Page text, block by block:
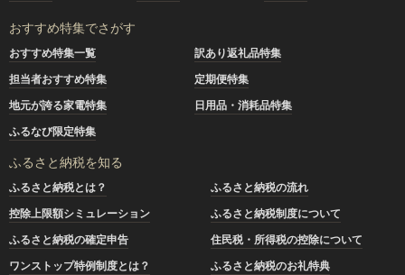
おすすめ特集でさがす
おすすめ特集一覧
訳あり返礼品特集
担当者おすすめ特集
定期便特集
地元が誇る家電特集
日用品・消耗品特集
ふるなび限定特集
ふるさと納税を知る
ふるさと納税とは？
ふるさと納税の流れ
控除上限額シミュレーション
ふるさと納税制度について
ふるさと納税の確定申告
住民税・所得税の控除について
ワンストップ特例制度とは？
ふるさと納税のお礼特典